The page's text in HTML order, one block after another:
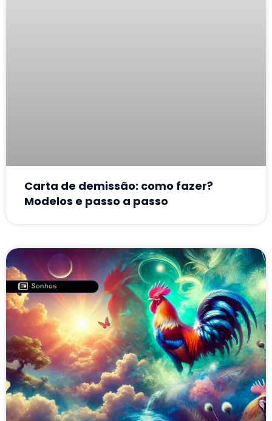
Carta de demissão: como fazer?
Modelos e passo a passo